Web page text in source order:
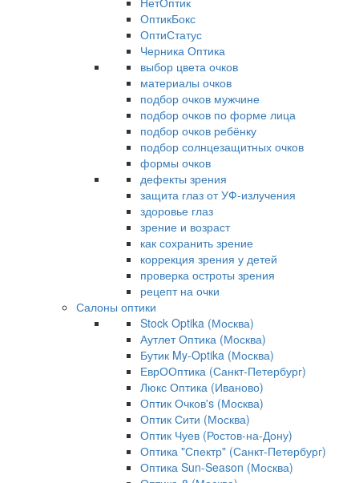
ОптикБокс
ОптиСтатус
Черника Оптика
выбор цвета очков
материалы очков
подбор очков мужчине
подбор очков по форме лица
подбор очков ребёнку
подбор солнцезащитных очков
формы очков
дефекты зрения
защита глаз от УФ-излучения
здоровье глаз
зрение и возраст
как сохранить зрение
коррекция зрения у детей
проверка остроты зрения
рецепт на очки
Салоны оптики
Stock Optika (Москва)
Аутлет Оптика (Москва)
Бутик My-Optika (Москва)
ЕврООптика (Санкт-Петербург)
Люкс Оптика (Иваново)
Оптик Очков's (Москва)
Оптик Сити (Москва)
Оптик Чуев (Ростов-на-Дону)
Оптика "Спектр" (Санкт-Петербург)
Оптика Sun-Season (Москва)